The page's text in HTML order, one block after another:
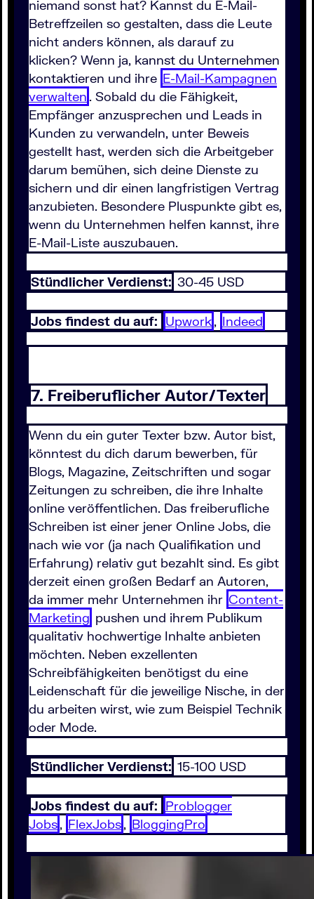
niemand sonst hat? Kannst du E-Mail-
Betreffzeilen so gestalten, dass die Leute
nicht anders können, als darauf zu
klicken? Wenn ja, kannst du Unternehmen
kontaktieren und ihre E-Mail-Kampagnen
verwalten . Sobald du die Fähigkeit,
Empfänger anzusprechen und Leads in
Kunden zu verwandeln, unter Beweis
gestellt hast, werden sich die Arbeitgeber
darum bemühen, sich deine Dienste zu
sichern und dir einen langfristigen Vertrag
anzubieten. Besondere Pluspunkte gibt es,
wenn du Unternehmen helfen kannst, ihre
E-Mail-Liste auszubauen.
Stündlicher Verdienst: 30-45 USD
Jobs findest du auf: Upwork, Indeed
7. Freiberuflicher Autor/Texter
Wenn du ein guter Texter bzw. Autor bist,
könntest du dich darum bewerben, für
Blogs, Magazine, Zeitschriften und sogar
Zeitungen zu schreiben, die ihre Inhalte
online veröffentlichen. Das freiberufliche
Schreiben ist einer jener Online Jobs, die
nach wie vor (ja nach Qualifikation und
Erfahrung) relativ gut bezahlt sind. Es gibt
derzeit einen großen Bedarf an Autoren,
da immer mehr Unternehmen ihr Content-
Marketing pushen und ihrem Publikum
qualitativ hochwertige Inhalte anbieten
möchten. Neben exzellenten
Schreibfähigkeiten benötigst du eine
Leidenschaft für die jeweilige Nische, in der
du arbeiten wirst, wie zum Beispiel Technik
oder Mode.
Stündlicher Verdienst: 15-100 USD
Jobs findest du auf: Problogger
Jobs, FlexJobs, BloggingPro